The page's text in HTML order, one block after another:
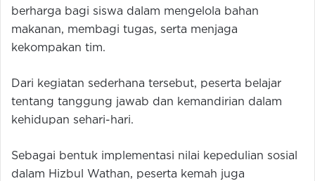
berharga bagi siswa dalam mengelola bahan
makanan, membagi tugas, serta menjaga
kekompakan tim.
Dari kegiatan sederhana tersebut, peserta belajar
tentang tanggung jawab dan kemandirian dalam
kehidupan sehari-hari.
Sebagai bentuk implementasi nilai kepedulian sosial
dalam Hizbul Wathan, peserta kemah juga